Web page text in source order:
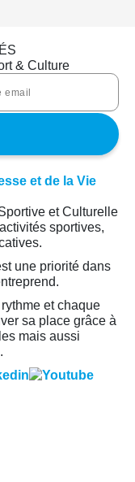
& Culture
et Culturelle
sportives,
une priorité dans
et chaque
sa place grâce à
mais aussi